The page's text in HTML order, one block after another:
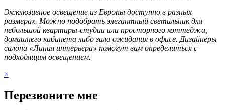
Эксклюзивное освещение из Европы доступно в разных
размерах. Можно подобрать элегантный светильник для
небольшой квартиры-студии или просторного коттеджа,
домашнего кабинета либо зала ожидания в офисе. Дизайнеры
салона «Линия интерьера» помогут вам определиться с
подходящим освещением.
×
Перезвоните мне